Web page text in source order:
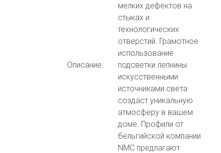
Описание:
мелких дефектов на
стыках и
технологических
отверстий. Грамотное
использование
подсветки лепнины
искусственными
источниками света
создаст уникальную
атмосферу в вашем
доме. Профили от
бельгийской компании
NMC предлагают